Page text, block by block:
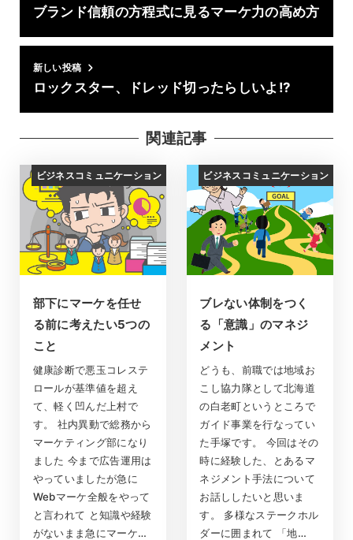
ブランド信頼の方程式に見るマーケ力の高め方
新しい投稿
ロックスター、ドレッド切ったらしいよ!?
関連記事
ビジネスコミュニケーション
部下にマーケを任せ
る前に考えたい5つの
こと
健康診断で悪玉コレステ
ロールが基準値を超え
て、軽く凹んだ上村で
す。 社内異動で総務から
マーケティング部になり
ました 今まで広告運用は
やっていましたが急に
Webマーケ全般をやって
と言われて と知識や経験
がないまま急にマーケ…
ビジネスコミュニケーション
ブレない体制をつく
る「意識」のマネジ
メント
どうも、前職では地域お
こし協力隊として北海道
の白老町というところで
ガイド事業を行なってい
た手塚です。 今回はその
時に経験した、とあるマ
ネジメント手法について
お話ししたいと思いま
す。 多様なステークホル
ダーに囲まれて 「地…